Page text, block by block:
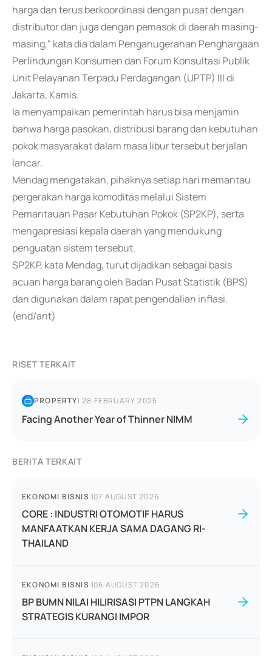
harga dan terus berkoordinasi dengan pusat dengan
distributor dan juga dengan pemasok di daerah masing-
masing," kata dia dalam Penganugerahan Penghargaan
Perlindungan Konsumen dan Forum Konsultasi Publik
Unit Pelayanan Terpadu Perdagangan (UPTP) III di
Jakarta, Kamis.
Ia menyampaikan pemerintah harus bisa menjamin
bahwa harga pasokan, distribusi barang dan kebutuhan
pokok masyarakat dalam masa libur tersebut berjalan
lancar.
Mendag mengatakan, pihaknya setiap hari memantau
pergerakan harga komoditas melalui Sistem
Pemantauan Pasar Kebutuhan Pokok (SP2KP), serta
mengapresiasi kepala daerah yang mendukung
penguatan sistem tersebut.
SP2KP, kata Mendag, turut dijadikan sebagai basis
acuan harga barang oleh Badan Pusat Statistik (BPS)
dan digunakan dalam rapat pengendalian inflasi.
(end/ant)
RISET TERKAIT
PROPERTY|28 FEBRUARY 2025
Facing Another Year of Thinner NIMM
BERITA TERKAIT
EKONOMI BISNIS |07 AUGUST 2026
CORE : INDUSTRI OTOMOTIF HARUS
MANFAATKAN KERJA SAMA DAGANG RI-
THAILAND
EKONOMI BISNIS |06 AUGUST 2026
BP BUMN NILAI HILIRISASI PTPN LANGKAH
STRATEGIS KURANGI IMPOR